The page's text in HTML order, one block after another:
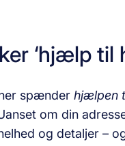
‘hjælp til
spænder hjælpen
om din
og detaljer –